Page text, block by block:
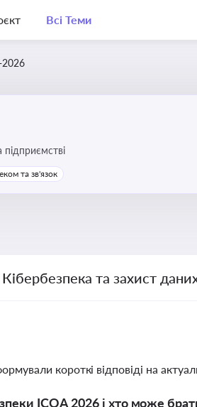
Всі Теми
та зв'язок
та захист
короткі відповіді на
ICOA 2026 і хто може